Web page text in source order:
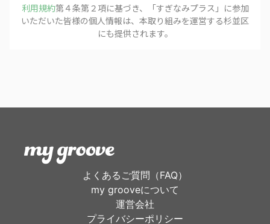
利用規約第４条第２項に基づき、「すぎなみプラス 」に参加
いただいた皆様の個人情報は、本取り組みを運営する杉並区
にも提供されます。
よくあるご質問（FAQ）
my grooveについて
運営会社
プライバシーポリシー